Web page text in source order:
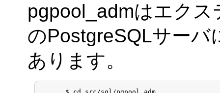
pgpool_admはエク
のPostgreSQLサー
あります。